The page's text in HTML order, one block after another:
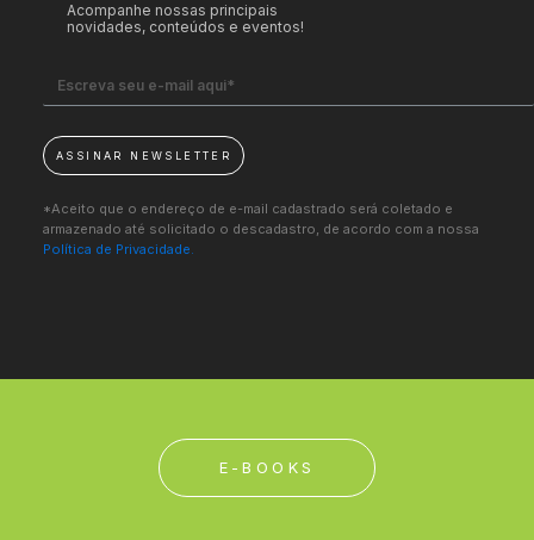
Acompanhe nossas principais
novidades, conteúdos e eventos!
ASSINAR NEWSLETTER
*Aceito que o endereço de e-mail cadastrado será coletado e
armazenado até solicitado o descadastro, de acordo com a nossa
Política de Privacidade.
E-BOOKS